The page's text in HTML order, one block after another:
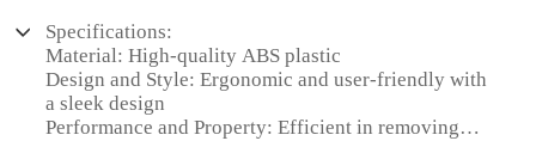
Specifications:
Material: High-quality ABS plastic
Design and Style: Ergonomic and user-friendly with
a sleek design
Performance and Property: Efficient in removing